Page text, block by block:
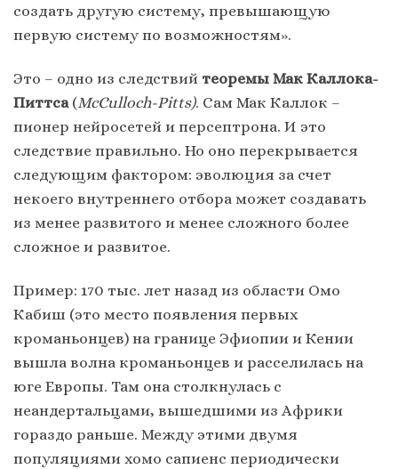
создать другую систему, превышающую
первую систему по возможностям».
Это – одно из следствий теоремы Мак Каллока-
Питтса (McCulloch-Pitts). Сам Мак Каллок –
пионер нейросетей и персептрона. И это
следствие правильно. Но оно перекрывается
следующим фактором: эволюция за счет
некоего внутреннего отбора может создавать
из менее развитого и менее сложного более
сложное и развитое.
Пример: 170 тыс. лет назад из области Омо
Кабиш (это место появления первых
кроманьонцев) на границе Эфиопии и Кении
вышла волна кроманьонцев и расселилась на
юге Европы. Там она столкнулась с
неандертальцами, вышедшими из Африки
гораздо раньше. Между этими двумя
популяциями хомо сапиенс периодически